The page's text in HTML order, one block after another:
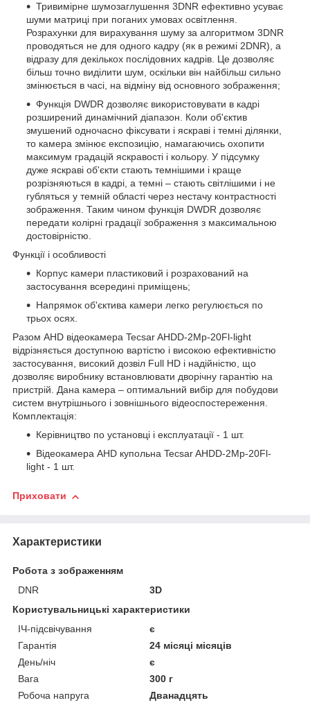
Тривимірне шумозаглушення 3DNR ефективно усуває
шуми матриці при поганих умовах освітлення.
Розрахунки для вирахування шуму за алгоритмом 3DNR
проводяться не для одного кадру (як в режимі 2DNR), а
відразу для декількох послідовних кадрів. Це дозволяє
більш точно виділити шум, оскільки він найбільш сильно
змінюється в часі, на відміну від основного зображення;
Функція DWDR дозволяє використовувати в кадрі
розширений динамічний діапазон. Коли об'єктив
змушений одночасно фіксувати і яскраві і темні ділянки,
то камера змінює експозицію, намагаючись охопити
максимум градацій яскравості і кольору. У підсумку
дуже яскраві об'єкти стають темнішими і краще
розрізняються в кадрі, а темні – стають світлішими і не
губляться у темній області через нестачу контрастності
зображення. Таким чином функція DWDR дозволяє
передати колірні градації зображення з максимальною
достовірністю.
Функції і особливості
Корпус камери пластиковий і розрахований на
застосування всередині приміщень;
Напрямок об'єктива камери легко регулюється по
трьох осях.
Разом AHD відеокамера Tecsar AHDD-2Mp-20Fl-light
відрізняється доступною вартістю і високою ефективністю
застосування, високий дозвіл Full HD і надійністю, що
дозволяє виробнику встановлювати дворічну гарантію на
пристрій. Дана камера – оптимальний вибір для побудови
систем внутрішнього і зовнішнього відеоспостереження.
Комплектація:
Керівництво по установці і експлуатації - 1 шт.
Відеокамера AHD купольна Tecsar AHDD-2Mp-20Fl-
light - 1 шт.
Приховати
Характеристики
Робота з зображенням
DNR
3D
Користувальницькі характеристики
ІЧ-підсвічування
є
Гарантія
24 місяці місяців
День/ніч
є
Вага
300 г
Робоча напруга
Дванадцять